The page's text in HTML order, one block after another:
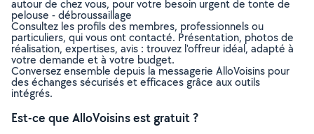
autour de chez vous, pour votre besoin urgent de tonte de
pelouse - débroussaillage
Consultez les profils des membres, professionnels ou
particuliers, qui vous ont contacté. Présentation, photos de
réalisation, expertises, avis : trouvez l'offreur idéal, adapté à
votre demande et à votre budget.
Conversez ensemble depuis la messagerie AlloVoisins pour
des échanges sécurisés et efficaces grâce aux outils
intégrés.
Est-ce que AlloVoisins est gratuit ?